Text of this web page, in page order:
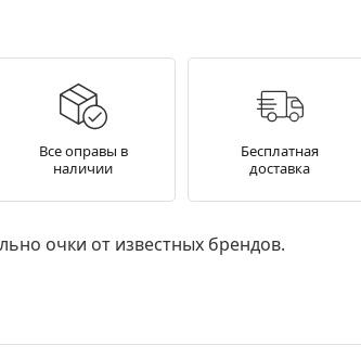
Все оправы в
наличии
Бесплатная
доставка
очки от известных брендов.